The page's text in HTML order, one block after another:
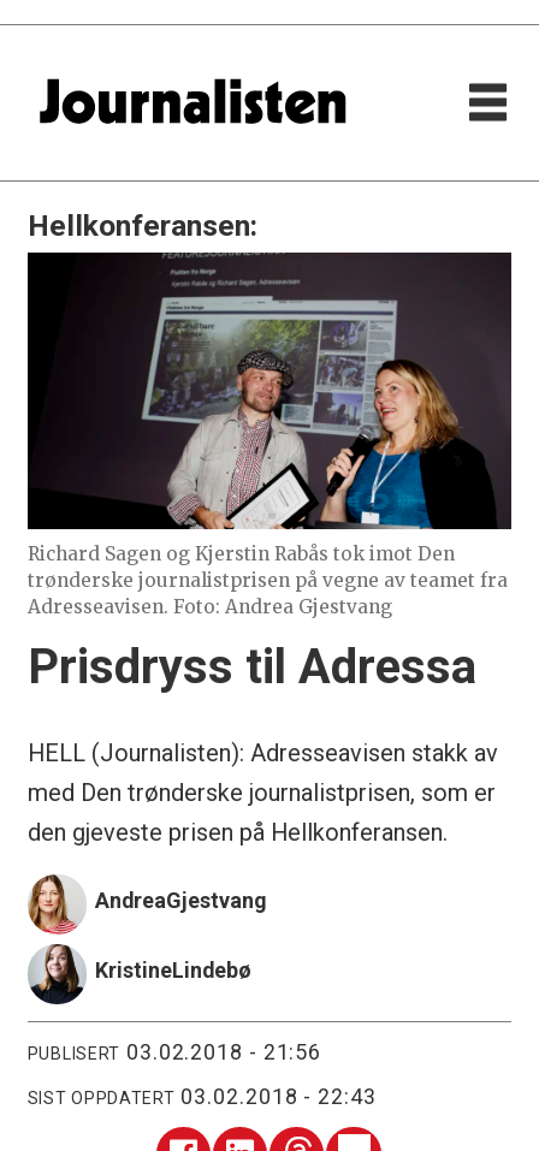
Hellkonferansen:
Richard Sagen og Kjerstin Rabås tok imot Den
trønderske journalistprisen på vegne av teamet fra
Adresseavisen. Foto: Andrea Gjestvang
Prisdryss til Adressa
HELL (Journalisten): Adresseavisen stakk av
med Den trønderske journalistprisen, som er
den gjeveste prisen på Hellkonferansen.
AndreaGjestvang
KristineLindebø
PUBLISERT 03.02.2018 - 21:56
SIST OPPDATERT 03.02.2018 - 22:43